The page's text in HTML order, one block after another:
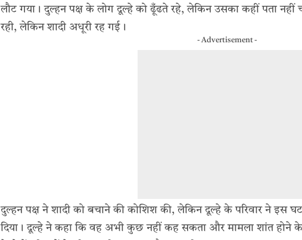
लौट गया। दुल्हन पक्ष के लोग दूल्हे को ढूँढते रहे, लेकिन उसका कहीं पता नहीं
रही, लेकिन शादी अधूरी रह गई।
- Advertisement -
दुल्हन पक्ष ने शादी को बचाने की कोशिश की, लेकिन दूल्हे के परिवार ने इस
दिया। दूल्हे ने कहा कि वह अभी कुछ नहीं कह सकता और मामला शांत होने